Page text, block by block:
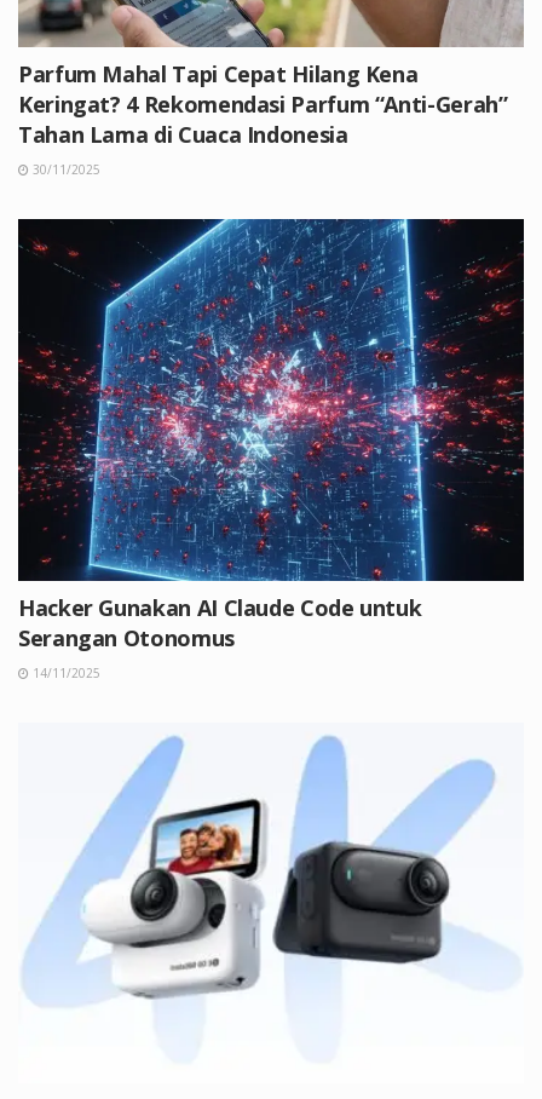
Parfum Mahal Tapi Cepat Hilang Kena
Keringat? 4 Rekomendasi Parfum “Anti-Gerah”
Tahan Lama di Cuaca Indonesia
30/11/2025
Hacker Gunakan AI Claude Code untuk
Serangan Otonomus
14/11/2025